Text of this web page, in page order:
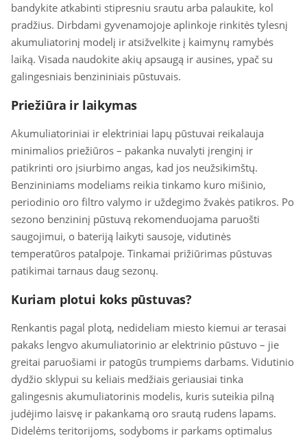
bandykite atkabinti stipresniu srautu arba palaukite, kol
pradžius. Dirbdami gyvenamojoje aplinkoje rinkitės tylesnį
akumuliatorinį modelį ir atsižvelkite į kaimynų ramybės
laiką. Visada naudokite akių apsaugą ir ausines, ypač su
galingesniais benzininiais pūstuvais.
Priežiūra ir laikymas
Akumuliatoriniai ir elektriniai lapų pūstuvai reikalauja
minimalios priežiūros – pakanka nuvalyti įrenginį ir
patikrinti oro įsiurbimo angas, kad jos neužsikimštų.
Benzininiams modeliams reikia tinkamo kuro mišinio,
periodinio oro filtro valymo ir uždegimo žvakės patikros. Po
sezono benzininį pūstuvą rekomenduojama paruošti
saugojimui, o bateriją laikyti sausoje, vidutinės
temperatūros patalpoje. Tinkamai prižiūrimas pūstuvas
patikimai tarnaus daug sezonų.
Kuriam plotui koks pūstuvas?
Renkantis pagal plotą, nedideliam miesto kiemui ar terasai
pakaks lengvo akumuliatorinio ar elektrinio pūstuvo – jie
greitai paruošiami ir patogūs trumpiems darbams. Vidutinio
dydžio sklypui su keliais medžiais geriausiai tinka
galingesnis akumuliatorinis modelis, kuris suteikia pilną
judėjimo laisvę ir pakankamą oro srautą rudens lapams.
Didelėms teritorijoms, sodyboms ir parkams optimalus